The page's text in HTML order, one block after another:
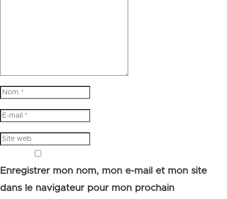
Enregistrer mon nom, mon e-mail et mon site
dans le navigateur pour mon prochain